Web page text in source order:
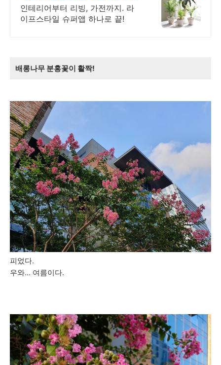
기 필수앱, 오늘의집
인테리어부터 리빙, 가전까지. 라
이프스타일 슈퍼앱 하나로 끝!
배롱나무 분홍꽃이 활짝!
피었다.
우와... 여름이다.